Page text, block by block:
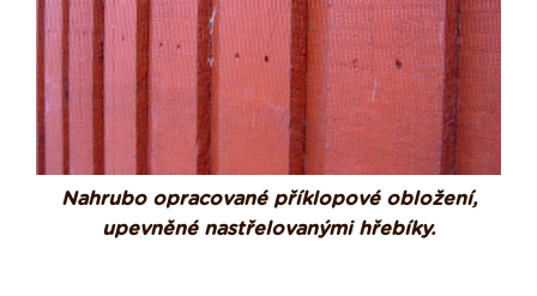
Nahrubo opracované příklopové obložení,
upevněné nastřelovanými hřebíky.